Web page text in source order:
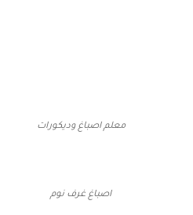
معلم اصباغ وديكورات
اصباغ غرف نوم